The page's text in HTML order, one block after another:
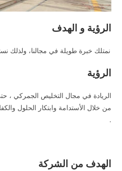
الرؤية و الهدف
نمتلك خبرة طويلة في مجالنا، ولذلك
الرؤية
الريادة في مجال التخليص الجمركي ، حتي
من خلال الأستدامة وابتكار الحلول
.
الهدف من الشركة